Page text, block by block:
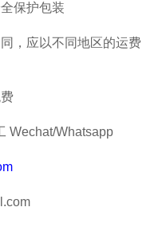
保护包装
，应以不同地区的运费
Wechat/Whatsapp